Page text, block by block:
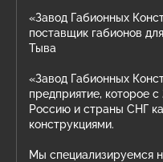
«Завод Габионных
поставщик габионов
Тыва
«Завод Габионных
предприятие, которое
Россию и страны СНГ
конструкциями.
Мы специализируемся